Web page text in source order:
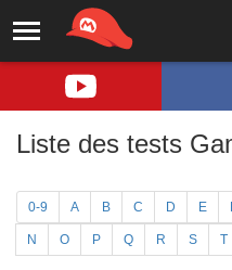
Liste des tests
0-9 A B C D E
N O P Q R S T